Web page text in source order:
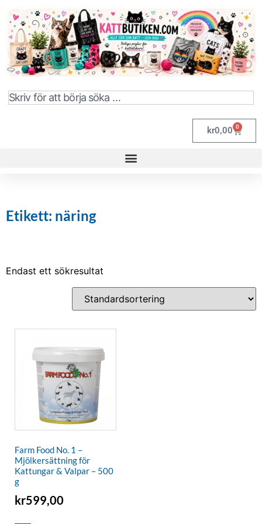
kr0,00 0
Etikett: näring
Endast ett sökresultat
Farm Food No. 1 –
Mjölkersättning för
Kattungar & Valpar – 500
g
kr599,00